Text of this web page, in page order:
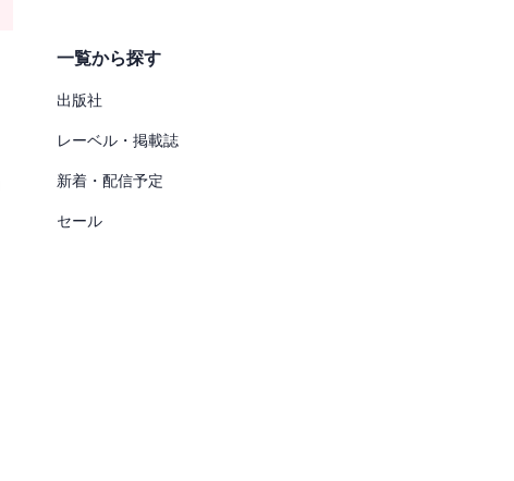
一覧から探す
出版社
レーベル・掲載誌
新着・配信予定
セール